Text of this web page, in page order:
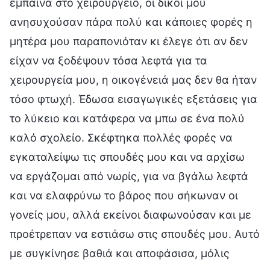
ανησυχούσαν πάρα πολύ και κάποιες φορές η
μητέρα μου παραπονιόταν κι έλεγε ότι αν δεν
είχαν να ξοδέψουν τόσα λεφτά για τα
χειρουργεία μου, η οικογένειά μας δεν θα ήταν
τόσο φτωχή. Έδωσα εισαγωγικές εξετάσεις για
το λύκειο και κατάφερα να μπω σε ένα πολύ
καλό σχολείο. Σκέφτηκα πολλές φορές να
εγκαταλείψω τις σπουδές μου και να αρχίσω
να εργάζομαι από νωρίς, για να βγάλω λεφτά
και να ελαφρύνω το βάρος που σήκωναν οι
γονείς μου, αλλά εκείνοι διαφωνούσαν και με
προέτρεπαν να εστιάσω στις σπουδές μου. Αυτό
με συγκίνησε βαθιά και αποφάσισα, μόλις